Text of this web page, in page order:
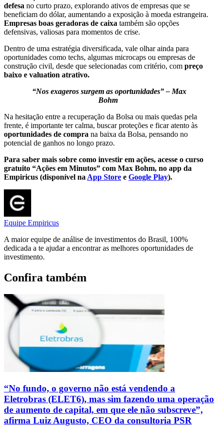
defesa no curto prazo, explorando ativos de empresas que se
beneficiam do dólar, aumentando a exposição à moeda estrangeira.
Empresas boas geradoras de caixa também são opções
defensivas, valiosas para momentos de crise.
Dentro de uma estratégia diversificada, vale olhar ainda para
oportunidades como techs, algumas microcaps ou empresas de
construção civil, desde que selecionadas com critério, com preço
baixo e valuation atrativo.
“Nos exageros surgem as oportunidades” – Max
Bohm
Na hesitação entre a recuperação da Bolsa ou mais quedas pela
frente, é importante ter calma, buscar proteções e ficar atento às
oportunidades de compra na baixa da Bolsa, pensando no
potencial de ganhos no longo prazo.
Para saber mais sobre como investir em ações, acesse o curso
gratuito “Ações em Minutos” com Max Bohm, no app da
Empiricus (disponível naApp Store e Google Play).
Equipe Empiricus
A maior equipe de análise de investimentos do Brasil, 100%
dedicada a te ajudar a encontrar as melhores oportunidades de
investimento.
Confira também
“No fundo, o governo não está vendendo a
Eletrobras (ELET6), mas sim fazendo uma operação
de aumento de capital, em que ele não subscreve”,
afirma Luiz Augusto, CEO da consultoria PSR